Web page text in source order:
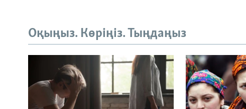
Оқыңыз. Көріңіз. Тыңдаңыз